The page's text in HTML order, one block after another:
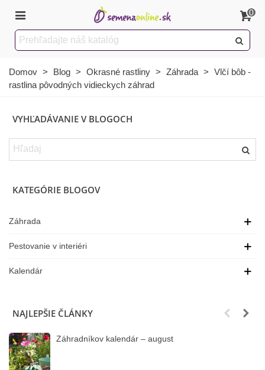
0
Domov > Blog > Okrasné rastliny > Záhrada > Vlčí bôb -
rastlina pôvodných vidieckych záhrad
VYHĽADÁVANIE V BLOGOCH
KATEGÓRIE BLOGOV
Záhrada
Pestovanie v interiéri
Kalendár
NAJLEPŠIE ČLÁNKY
Záhradníkov kalendár – august